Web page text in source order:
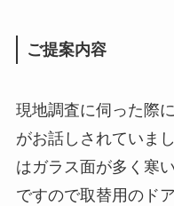
ご提案内容
現地調査に伺った際
がお話しされていま
はガラス面が多く寒
ですので取替用のド